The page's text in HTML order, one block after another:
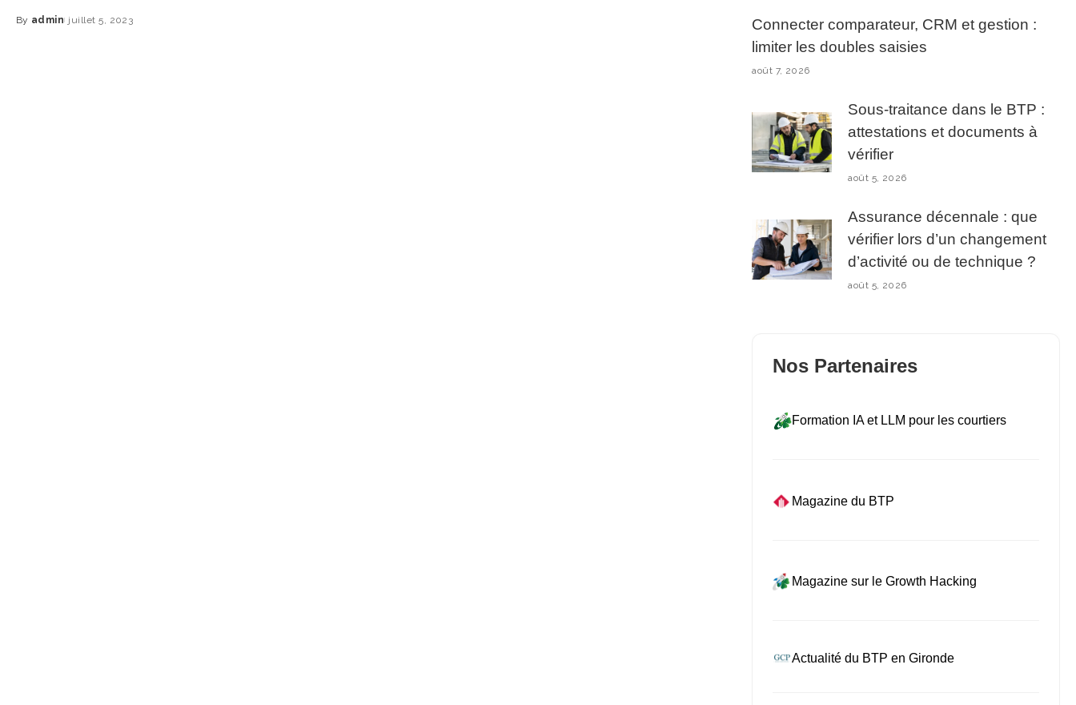
Posted
By admin juillet 5, 2023
Connecter comparateur, CRM et gestion :
limiter les doubles saisies
août 7, 2026
Sous-traitance dans le BTP :
attestations et documents à
vérifier
août 5, 2026
Assurance décennale : que
vérifier lors d’un changement
d’activité ou de technique ?
août 5, 2026
Nos Partenaires
Formation IA et LLM pour les courtiers
Magazine du BTP
Magazine sur le Growth Hacking
Actualité du BTP en Gironde